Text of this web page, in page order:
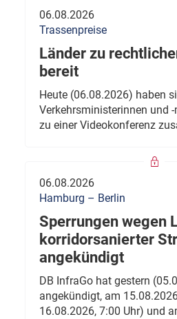
06.08.2026
Trassenpreise
Länder zu
bereit
Heute (06.08.2026) haben
Verkehrsministerinnen und
zu einer Videokonferenz
06.08.2026
Hamburg – Berlin
Sperrungen wegen
korridorsanierter
angekündigt
DB InfraGo hat gestern
angekündigt, am
16.08.2026, 7:00 Uhr) und